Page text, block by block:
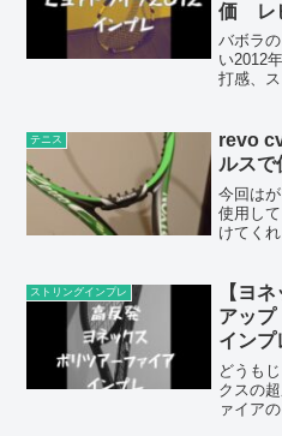
価 レ
バボラ
い2012
打感、
テニス
revo
ルスで
今回は
使用し
けてく
ストリングインプレ
【ヨ
アッ
イン
どうも
クスの
ァイア